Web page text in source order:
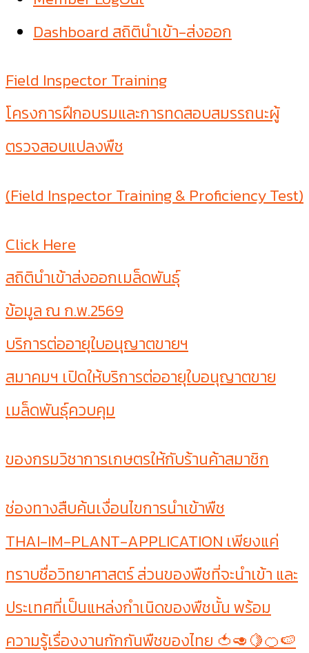
Dashboard สถิตินำเข้า-ส่งออก
Field Inspector Training
โครงการฝึกอบรมและการทดสอบสมรรถนะผู้
ตรวจสอบแปลงพืช
(Field Inspector Training & Proficiency Test)
Click Here
สถิตินำเข้าส่งออกเมล็ดพันธุ์
ข้อมูล ณ ก.พ.2569
บริการต่ออายุใบอนุญาตขายฯ
สมาคมฯ เปิดให้บริการต่ออายุใบอนุญาตขาย
เมล็ดพันธุ์ควบคุม
ของกรมวิชาการเกษตรให้กับร้านค้าสมาชิก
ช่องทางสืบค้นเงื่อนไขการนำเข้าพืช
THAI-IM-PLANT-APPLICATION เพียงแค่
ทราบชื่อวิทยาศาสตร์ ส่วนของพืชที่จะนำเข้า และ
ประเทศที่เป็นแหล่งกำเนิดของพืชนั้น พร้อม
ความรู้เรื่องงานกักกันพืชของไทย 🍅🥑🍋🍊🍉